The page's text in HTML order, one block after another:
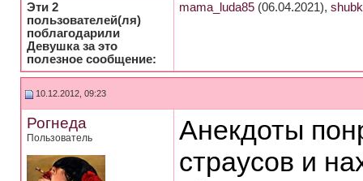
Эти 2
пользователей(ля)
поблагодарили
Девушка за это
полезное сообщение:
mama_luda85 (06.04.2021),
10.12.2012, 09:23
Рогнеда
Пользователь
Анекдоты
страусов и